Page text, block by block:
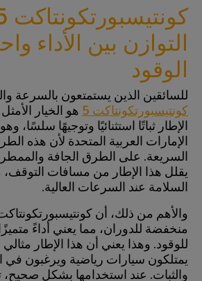
التوازن بين الأداء
الوقود
للسائقين الذين يستمتعون بالسرعة
كونتيسبورتكونتاكت 5
هو الخيار
الإطار ثباتًا استثنائيًا وتوجيهًا سلسًا،
الإمارات العربية المتحدة لأن هذه
السريعة. على الطرق الجافة
يقلل هذا الإطار من مسافات التوقف،
السلامة عند السرعات العالية.
منخفضة للدوران، مما يعني أداءً
للوقود. وهذا يعني أن هذا الإطار مثالي
يمتلكون سيارات رياضية ويرغبون في
والثبات. عند استخدامها بشكل صحيح،